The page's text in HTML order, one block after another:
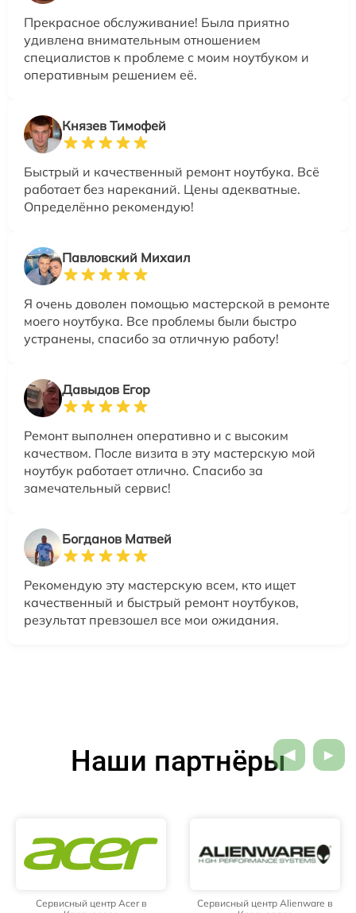
Прекрасное обслуживание! Была приятно
удивлена внимательным отношением
специалистов к проблеме с моим ноутбуком и
оперативным решением её.
Князев Тимофей
Быстрый и качественный ремонт ноутбука. Всё
работает без нареканий. Цены адекватные.
Определённо рекомендую!
Павловский Михаил
Я очень доволен помощью мастерской в ремонте
моего ноутбука. Все проблемы были быстро
устранены, спасибо за отличную работу!
Давыдов Егор
Ремонт выполнен оперативно и с высоким
качеством. После визита в эту мастерскую мой
ноутбук работает отлично. Спасибо за
замечательный сервис!
Богданов Матвей
Рекомендую эту мастерскую всем, кто ищет
качественный и быстрый ремонт ноутбуков,
результат превзошел все мои ожидания.
Наши партнёры
Сервисный центр Acer в
Сервисный центр Alienware в